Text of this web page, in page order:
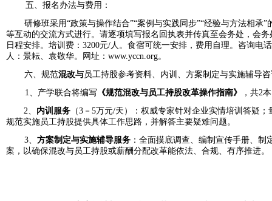
五、报名办法与费用：
研修班采用“政策与操作结合”“案例与实践同步”“经验与方法相承
等互动的交流方式进行。请逐项填写报名回执表并传真至会务处，会
日程安排。培训费： 3200元/人。食宿可统一安排，费用自理。咨询电
人：景耘、袁敬华。网址： www.yccn.org。
六、规范混改与员工持股参考资料、内训、方案制定与实施辅导
1、产学联合将编写 《规范混改与员工持股改革操作指南》 ，共2
2、 内训服务 （3 －5万元/天）：权威专家针对企业实情培训答疑
规范实施员工持股提供具体工作思路，并解答主要疑难问题。
3、 方案制定与实施辅导服务：全面摸底调查、编制宣传手册、制
案，以确保混改与员工持股或薪酬分配改革能依法、合规、有序推进。